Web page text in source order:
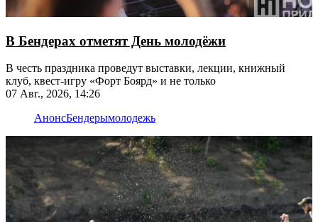
В Бендерах отметят День молодёжи
В честь праздника проведут выставки, лекции, книжный
клуб, квест-игру «Форт Боярд» и не только
07 Авг., 2026, 14:26
АнонсБендерымолодежь